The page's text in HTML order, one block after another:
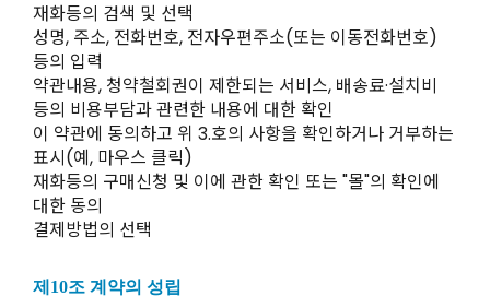
재화등의 검색 및 선택
성명, 주소, 전화번호, 전자우편주소(또는 이동전화번호)
등의 입력
약관내용, 청약철회권이 제한되는 서비스, 배송료·설치비
등의 비용부담과 관련한 내용에 대한 확인
이 약관에 동의하고 위 3.호의 사항을 확인하거나 거부하는
표시(예, 마우스 클릭)
재화등의 구매신청 및 이에 관한 확인 또는 "몰"의 확인에
대한 동의
결제방법의 선택
제10조 계약의 성립